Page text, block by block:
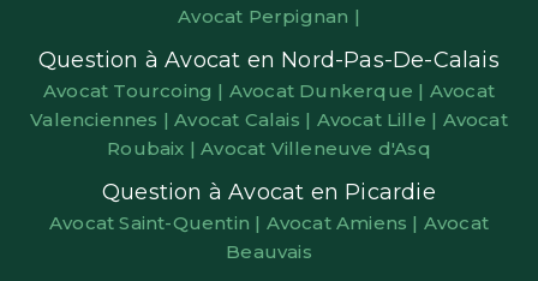
Avocat Perpignan |
Question à Avocat en Nord-Pas-De-Calais
Avocat Tourcoing | Avocat Dunkerque | Avocat
Valenciennes |Avocat Calais | Avocat Lille | Avocat
Roubaix |Avocat Villeneuve d'Asq
Question à Avocat en Picardie
Avocat Saint-Quentin | Avocat Amiens | Avocat
Beauvais